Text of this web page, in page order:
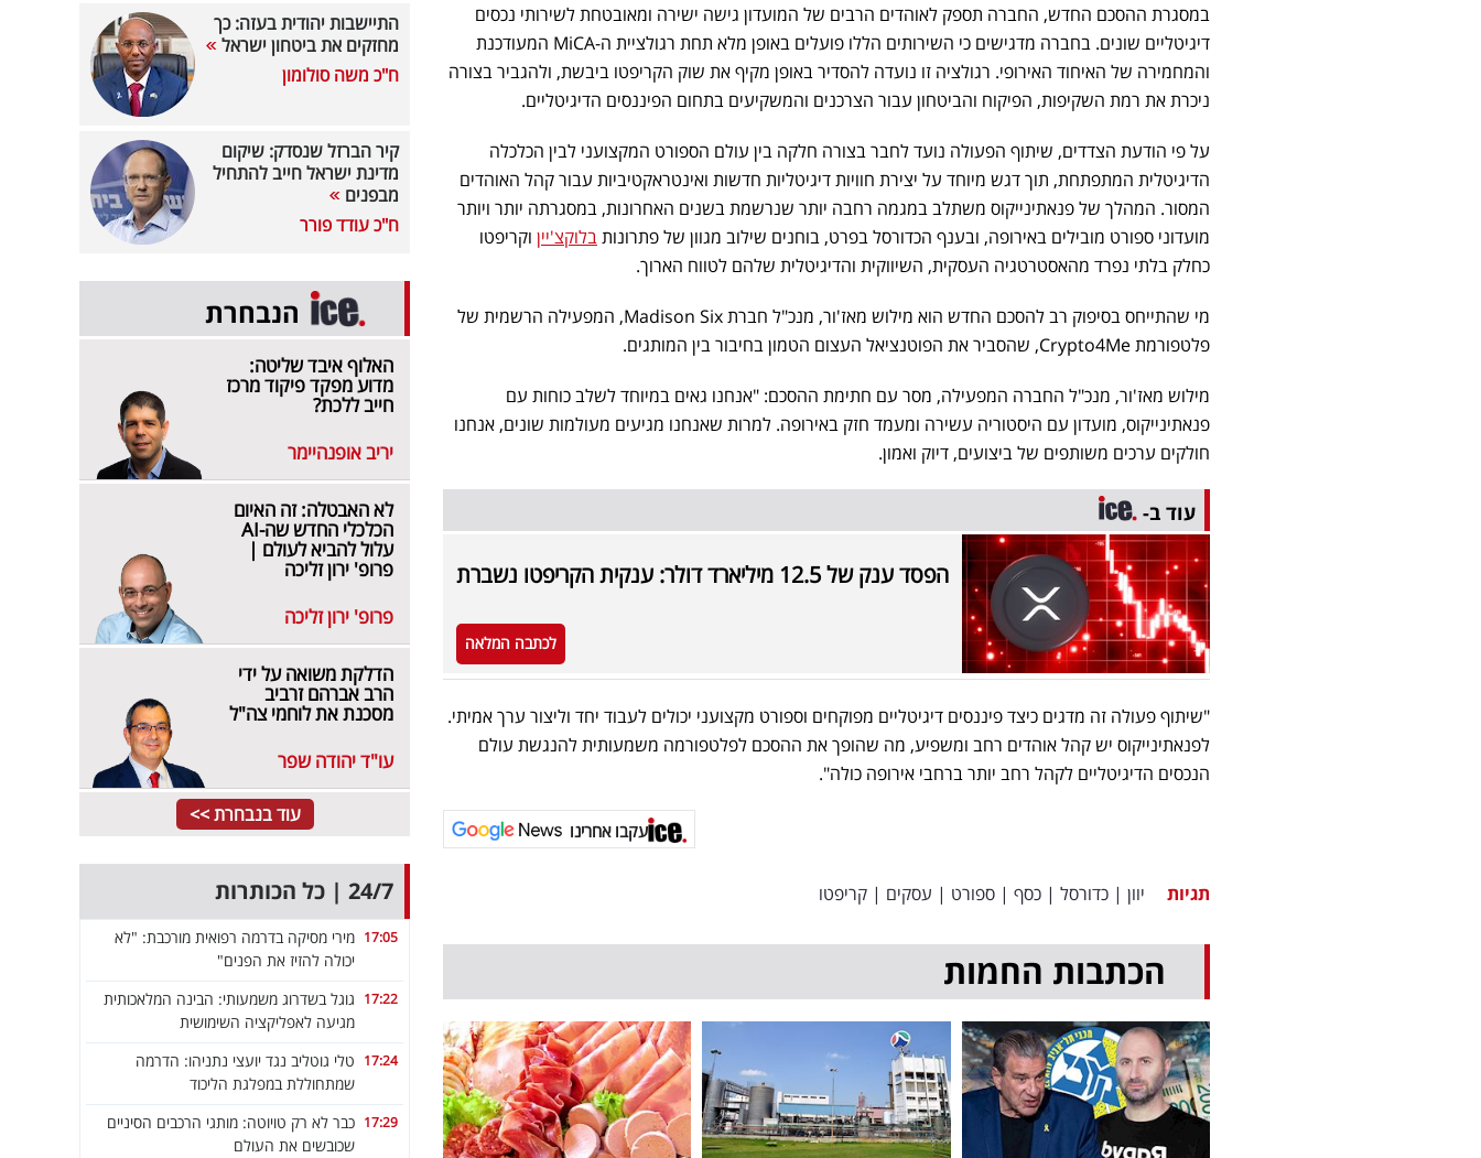
במסגרת ההסכם החדש, החברה תספק לאוהדים הרבים של המועדון גישה ישירה ומאובטחת לשירותי נכסים
דיגיטליים שונים. בחברה מדגישים כי השירותים הללו פועלים באופן מלא תחת רגולציית ה-MiCA המעודכנת
והמחמירה של האיחוד האירופי. רגולציה זו נועדה להסדיר באופן מקיף את שוק הקריפטו ביבשת, ולהגביר בצורה
ניכרת את רמת השקיפות, הפיקוח והביטחון עבור הצרכנים והמשקיעים בתחום הפיננסים הדיגיטליים.
על פי הודעת הצדדים, שיתוף הפעולה נועד לחבר בצורה חלקה בין עולם הספורט המקצועני לבין הכלכלה
הדיגיטלית המתפתחת, תוך דגש מיוחד על יצירת חוויות דיגיטליות חדשות ואינטראקטיביות עבור קהל האוהדים
המסור. המהלך של פנאתינייקוס משתלב במגמה רחבה יותר שנרשמת בשנים האחרונות, במסגרתה יותר ויותר
מועדוני ספורט מובילים באירופה, ובענף הכדורסל בפרט, בוחנים שילוב מגוון של פתרונותבלוקצ'יין וקריפטו
כחלק בלתי נפרד מהאסטרטגיה העסקית, השיווקית והדיגיטלית שלהם לטווח הארוך.
מי שהתייחס בסיפוק רב להסכם החדש הוא מילוש מאז'ור, מנכ"ל חברת Madison Six, המפעילה הרשמית של
פלטפורמת Crypto4Me, שהסביר את הפוטנציאל העצום הטמון בחיבור בין המותגים.
מילוש מאז'ור, מנכ"ל החברה המפעילה, מסר עם חתימת ההסכם: "אנחנו גאים במיוחד לשלב כוחות עם
פנאתינייקוס, מועדון עם היסטוריה עשירה ומעמד חזק באירופה. למרות שאנחנו מגיעים מעולמות שונים, אנחנו
חולקים ערכים משותפים של ביצועים, דיוק ואמון.
עוד ב-
הפסד ענק של 12.5 מיליארד דולר: ענקית הקריפטו נשברת
לכתבה המלאה
"שיתוף פעולה זה מדגים כיצד פיננסים דיגיטליים מפוקחים וספורט מקצועני יכולים לעבוד יחד וליצור ערך אמיתי.
לפנאתינייקוס יש קהל אוהדים רחב ומשפיע, מה שהופך את ההסכם לפלטפורמה משמעותית להנגשת עולם
הנכסים הדיגיטליים לקהל רחב יותר ברחבי אירופה כולה".
עקבו אחרינו
תגיות יוון | כדורסל | כסף | ספורט | עסקים | קריפטו
הכתבות החמות
התיישבות יהודית בעזה: כך
מחזקים את ביטחון ישראל
ח"כ משה סולומון
קיר הברזל שנסדק: שיקום
מדינת ישראל חייב להתחיל
מבפנים
ח"כ עודד פורר
הנבחרת
האלוף איבד שליטה:
מדוע מפקד פיקוד מרכז
חייב ללכת?
יריב אופנהיימר
לא האבטלה: זה האיום
הכלכלי החדש שה-AI
עלול להביא לעולם |
פרופ' ירון זליכה
פרופ' ירון זליכה
הדלקת משואה על ידי
הרב אברהם זרביב
מסכנת את לוחמי צה"ל
עו"ד יהודה שפר
עוד בנבחרת >>
24/7 | כל הכותרות
17:05 מירי מסיקה בדרמה רפואית מורכבת: "לא
יכולה להזיז את הפנים"
17:22 גוגל בשדרוג משמעותי: הבינה המלאכותית
מגיעה לאפליקציה השימושית
17:24 טלי גוטליב נגד יועצי נתניהו: הדרמה
שמתחוללת במפלגת הליכוד
17:29 כבר לא רק טויוטה: מותגי הרכבים הסיניים
שכובשים את העולם